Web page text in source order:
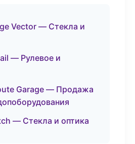
Vector — Стекла и
— Рулевое и
Garage — Продажа
— Стекла и оптика